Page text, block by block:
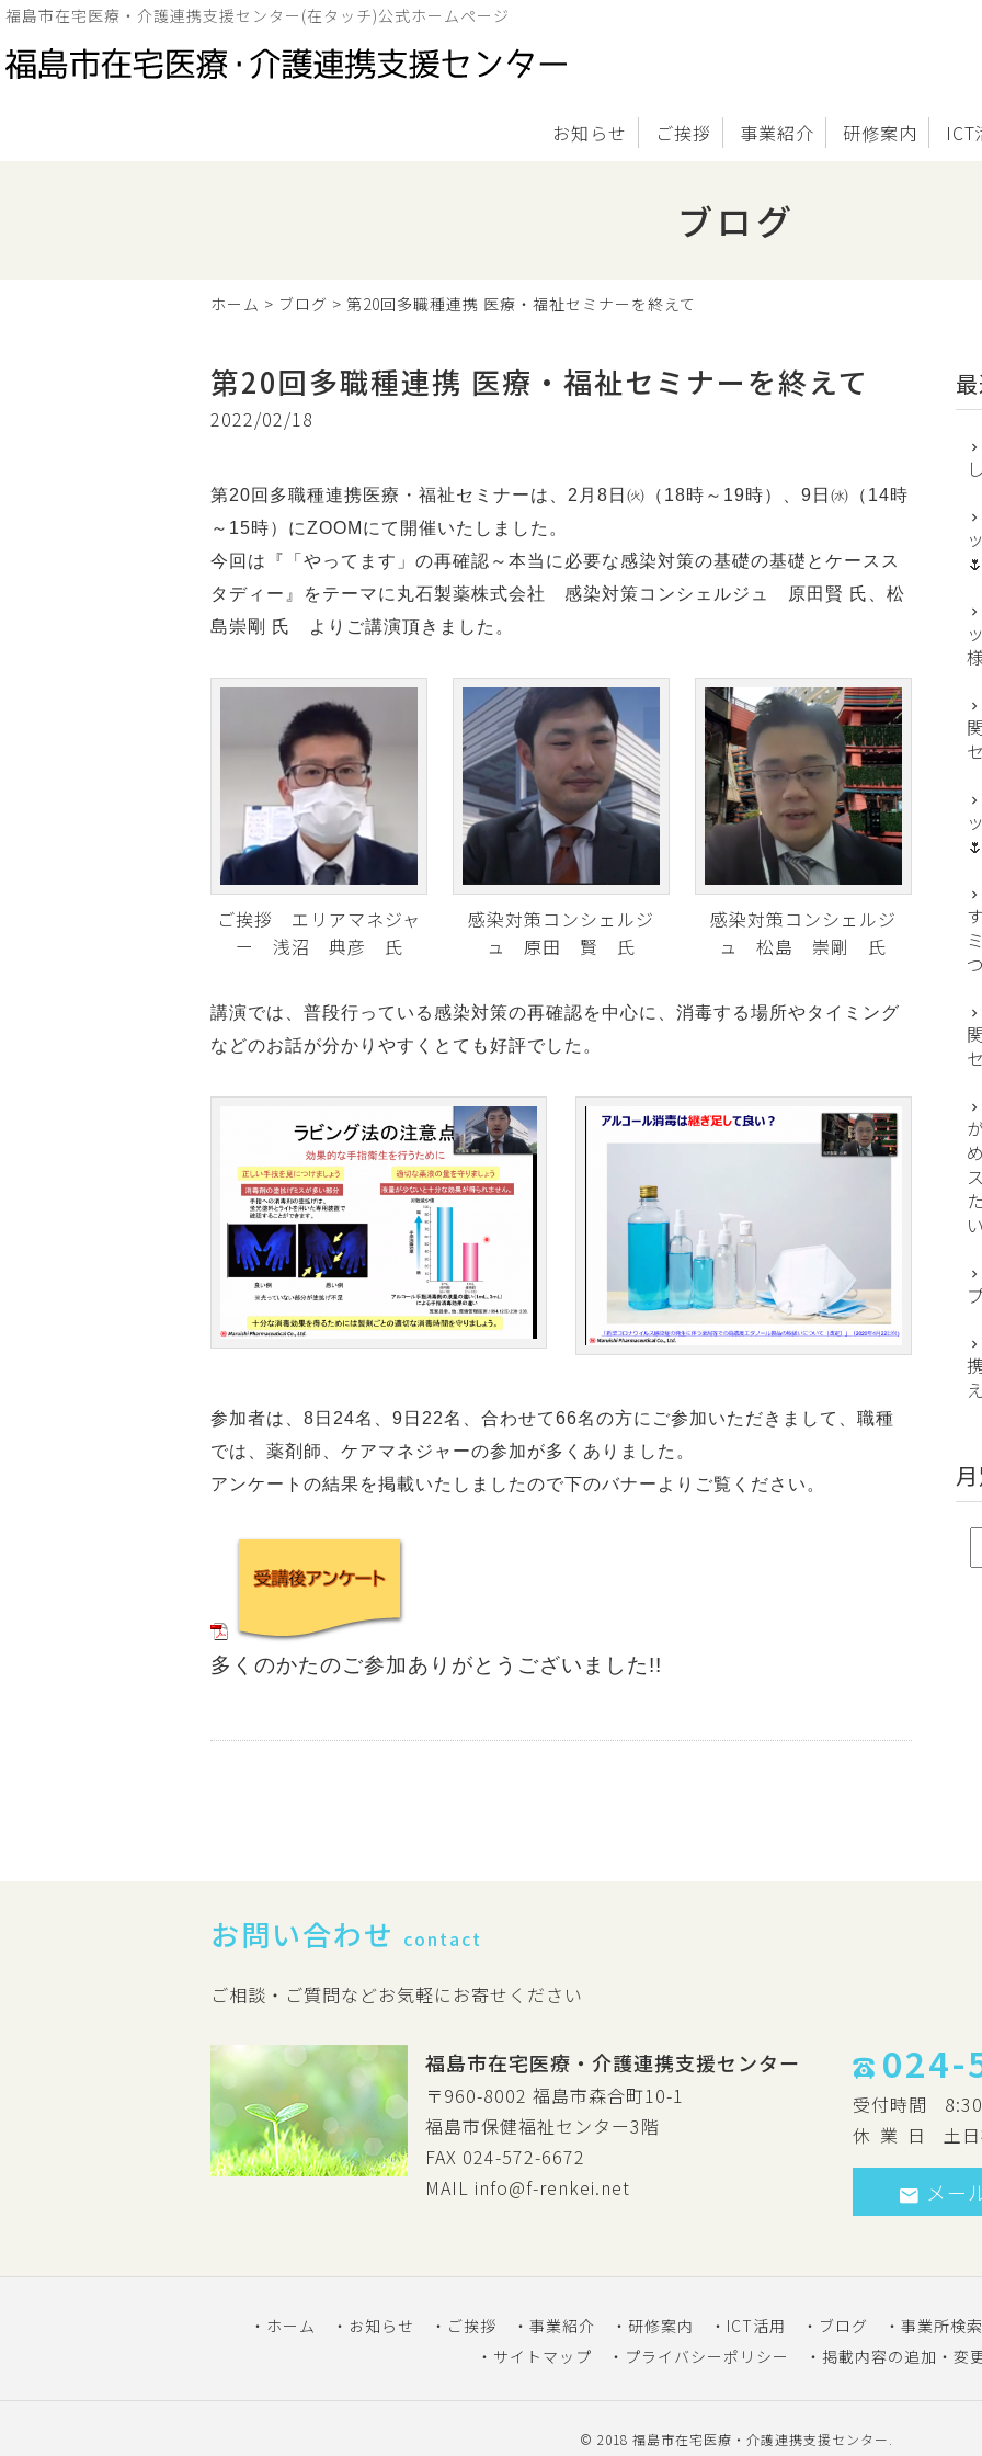
福島市在宅医療・介護連携支援センター(在タッチ)公式ホームページ
お知らせ ご挨拶 事業紹介 研修案内 ICT
ブログ
ホーム > ブログ > 第20回多職種連携 医療・福祉セミナーを終えて
第20回多職種連携 医療・福祉セミナーを終えて
2022/02/18
第20回多職種連携医療・福祉セミナーは、2月8日㈫（18時～19時）、9日㈬（14時
～15時）にZOOMにて開催いたしました。
今回は『「やってます」の再確認～本当に必要な感染対策の基礎の基礎とケースス
タディー』をテーマに丸石製薬株式会社 感染対策コンシェルジュ 原田賢 氏、松
島崇剛 氏 よりご講演頂きました。
ご挨拶 エリアマネジャ
ー 浅沼 典彦 氏
感染対策コンシェルジ
ュ 原田 賢 氏
感染対策コンシェルジ
ュ 松島 崇剛 氏
講演では、普段行っている感染対策の再確認を中心に、消毒する場所やタイミング
などのお話が分かりやすくとても好評でした。
参加者は、8日24名、9日22名、合わせて66名の方にご参加いただきまして、職種
では、薬剤師、ケアマネジャーの参加が多くありました。
アンケートの結果を掲載いたしましたので下のバナーよりご覧ください。
多くのかたのご参加ありがとうございました!!
🌷
🌷
お問い合わせ contact
ご相談・ご質問などお気軽にお寄せください
福島市在宅医療・介護連携支援センター
〒960-8002 福島市森合町10-1
福島市保健福祉センター3階
FAX 024-572-6672
MAIL info@f-renkei.net
024-
受付時間
休 業 日 土
メー
ホーム お知らせ ご挨拶 事業紹介 研修案内 ICT活用 ブログ 事業所検索
サイトマップ
プライバシーポリシー 掲載内容の追加・変
© 2018 福島市在宅医療・介護連携支援センター